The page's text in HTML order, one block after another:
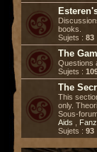
books.
Sujets : 83
The
Questions
Sujets :
The
This
only.
Sous-
Aids
Sujets : 93